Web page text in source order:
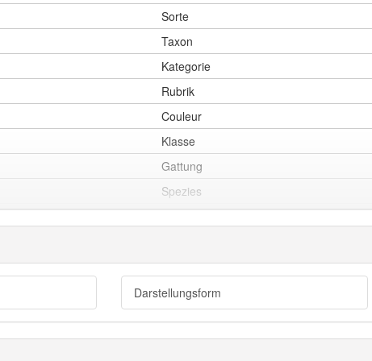
Sorte
Taxon
Kategorie
Rubrik
Couleur
Klasse
Gattung
Spezies
Literaturform
Darstellungsform